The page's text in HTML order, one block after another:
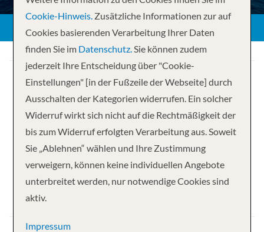
Ihre Kreuzfahrt
3 NächteDisney Dream
Abfahrt
Cookie-Hinweis. Zusätzliche Informationen zur auf
Cookies basierenden Verarbeitung Ihrer Daten
finden Sie im Datenschutz.Sie können zudem
jederzeit Ihre Entscheidung über "Cookie-
Einstellungen" [in der Fußzeile der Webseite] durch
Ausschalten der Kategorien widerrufen. Ein solcher
Widerruf wirkt sich nicht auf die Rechtmäßigkeit der
bis zum Widerruf erfolgten Verarbeitung aus. Soweit
Sie „Ablehnen“ wählen und Ihre Zustimmung
verweigern, können keine individuellen Angebote
unterbreitet werden, nur notwendige Cookies sind
aktiv.
Impressum